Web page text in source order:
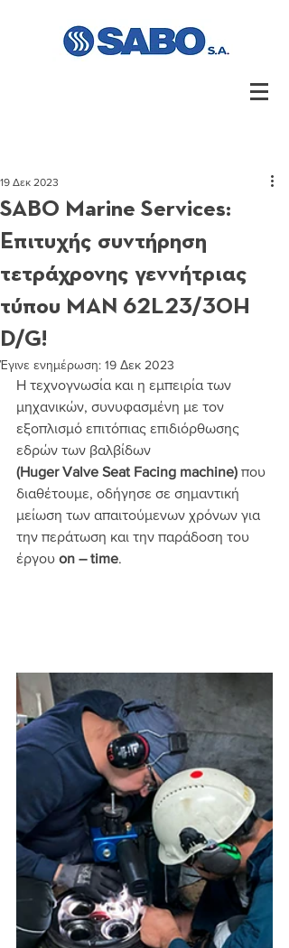
SABO Marine Services:
Επιτυχής συντήρηση
τετράχρονης γεννήτριας
τύπου MAN 62L23/30H
D/G!
19 Δεκ 2023
Έγινε ενημέρωση: 19 Δεκ 2023
Η τεχνογνωσία και η εμπειρία των
μηχανικών, συνυφασμένη με τον
εξοπλισμό επιτόπιας επιδιόρθωσης
εδρών των βαλβίδων
(Huger Valve Seat Facing machine) που
διαθέτουμε, οδήγησε σε σημαντική
μείωση των απαιτούμενων χρόνων για
την περάτωση και την παράδοση του
έργου on – time.